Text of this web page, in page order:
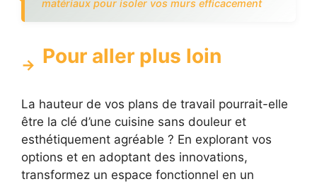
matériaux pour isoler vos murs efficacement
Pour aller plus loin
La hauteur de vos plans de travail pourrait-elle
être la clé d’une cuisine sans douleur et
esthétiquement agréable ? En explorant vos
options et en adoptant des innovations,
transformez un espace fonctionnel en un